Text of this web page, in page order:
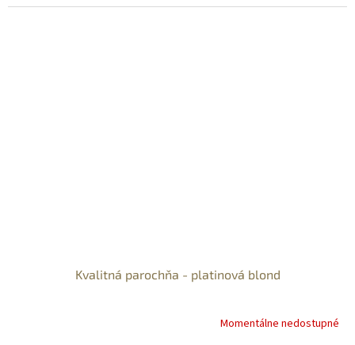
Kvalitná parochňa - platinová blond
Momentálne nedostupné